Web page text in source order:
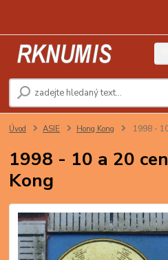
Úvod ASIE Hong Kong 1998 -
1998 - 10 a 20
Kong